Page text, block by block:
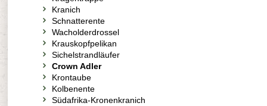
Kranich
Schnatterente
Wacholderdrossel
Krauskopfpelikan
Sichelstrandläufer
Crown Adler
Krontaube
Kolbenente
Südafrika-Kronenkranich